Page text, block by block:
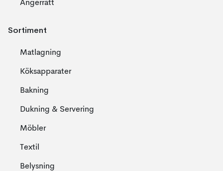
Ångerrätt
Sortiment
Matlagning
Köksapparater
Bakning
Dukning & Servering
Möbler
Textil
Belysning